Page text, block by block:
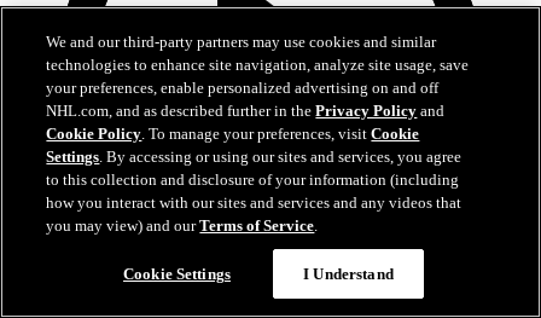
We and our third-party partners may use cookies and similar
technologies to enhance site navigation, analyze site usage, save
your preferences, enable personalized advertising on and off
NHL.com, and as described further in thePrivacy Policy and
Cookie Policy. To manage your preferences, visitCookie
Settings. By accessing or using our sites and services, you agree
to this collection and disclosure of your information (including
how you interact with our sites and services and any videos that
you may view) and ourTerms of Service.
Cookie Settings I Understand